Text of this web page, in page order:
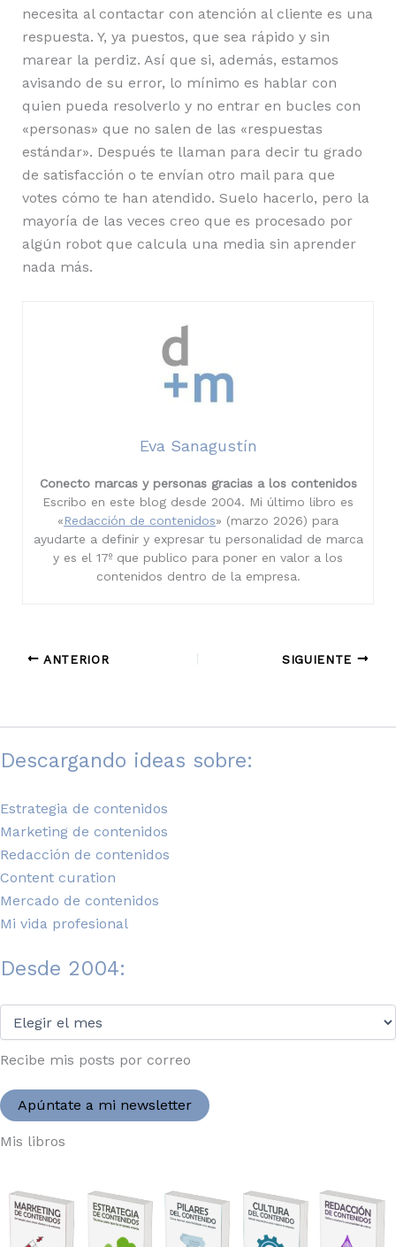
necesita al contactar con atención al cliente es una
respuesta. Y, ya puestos, que sea rápido y sin
marear la perdiz. Así que si, además, estamos
avisando de su error, lo mínimo es hablar con
quien pueda resolverlo y no entrar en bucles con
«personas» que no salen de las «respuestas
estándar». Después te llaman para decir tu grado
de satisfacción o te envían otro mail para que
votes cómo te han atendido. Suelo hacerlo, pero la
mayoría de las veces creo que es procesado por
algún robot que calcula una media sin aprender
nada más.
Eva Sanagustín
Conecto marcas y personas gracias a los contenidos
Escribo en este blog desde 2004. Mi último libro es
«Redacción de contenidos» (marzo 2026) para
ayudarte a definir y expresar tu personalidad de marca
y es el 17º que publico para poner en valor a los
contenidos dentro de la empresa.
ANTERIOR SIGUIENTE
Descargando ideas sobre:
Estrategia de contenidos
Marketing de contenidos
Redacción de contenidos
Content curation
Mercado de contenidos
Mi vida profesional
Desde 2004:
2004:
Recibe mis posts por correo
Apúntate a mi newsletter
Mis libros